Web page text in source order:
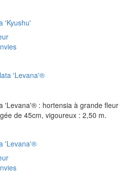
'Kyushu'
'Levana'® : hortensia à grande fleur
de 45cm, vigoureux : 2,50 m.
'Levana'®